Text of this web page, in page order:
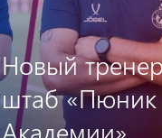
«Венгерский
снова остался
«Пюника»